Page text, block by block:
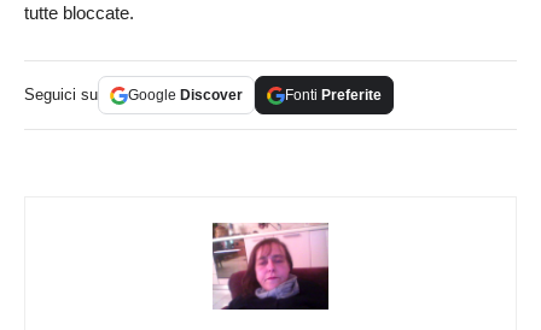
tutte bloccate.
Seguici su Google Discover Fonti Preferite